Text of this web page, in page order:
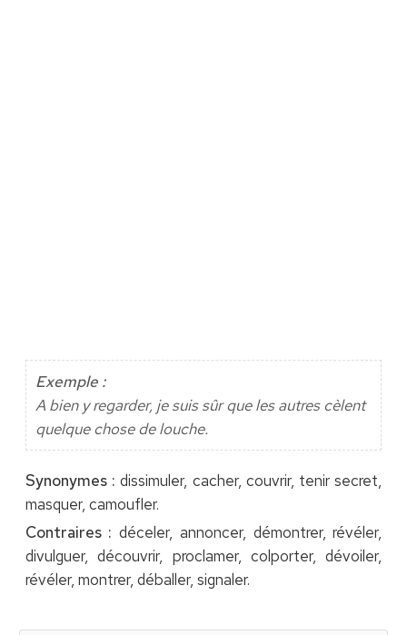
Exemple :
A bien y regarder, je suis sûr que les autres cèlent
quelque chose de louche.
Synonymes : dissimuler, cacher, couvrir, tenir secret,
masquer, camoufler.
Contraires : déceler, annoncer, démontrer, révéler,
divulguer, découvrir, proclamer, colporter, dévoiler,
révéler, montrer, déballer, signaler.